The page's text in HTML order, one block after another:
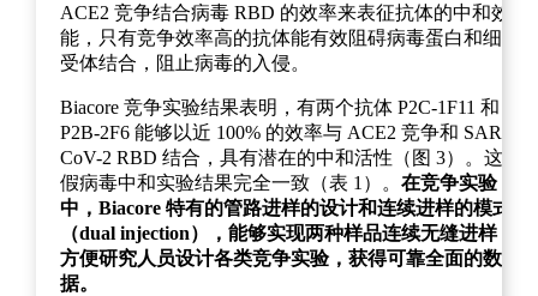
ACE2 竞争结合病毒 RBD 的效率来表征抗体的中和效
能，只有竞争效率高的抗体能有效阻碍病毒蛋白和细胞
受体结合，阻止病毒的入侵。
Biacore 竞争实验结果表明，有两个抗体 P2C-1F11 和
P2B-2F6 能够以近 100% 的效率与 ACE2 竞争和 SARS-
CoV-2 RBD 结合，具有潜在的中和活性（图 3）。这与
假病毒中和实验结果完全一致（表 1）。 在竞争实验
中，Biacore 特有的管路进样的设计和连续进样的模式
（dual injection），能够实现两种样品连续无缝进样，
方便研究人员设计各类竞争实验，获得可靠全面的数
据。